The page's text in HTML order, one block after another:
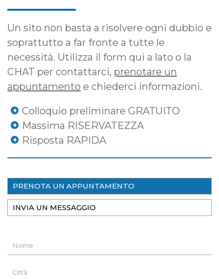
Un sito non basta a risolvere ogni dubbio e
soprattutto a far fronte a tutte le
necessità. Utilizza il form qui a lato o la
CHAT per contattarci, prenotare un
appuntamento e chiederci informazioni.
Colloquio preliminare GRATUITO
Massima RISERVATEZZA
Risposta RAPIDA
PRENOTA UN APPUNTAMENTO
INVIA UN MESSAGGIO